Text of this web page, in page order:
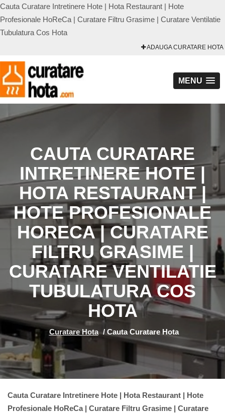
Cauta Curatare Intretinere Hote | Hota Restaurant | Hote
Profesionale HoReCa | Curatare Filtru Grasime | Curatare Ventilatie
Tubulatura Cos Hota
ADAUGA CURATARE HOTA
MENU
CAUTA CURATARE
INTRETINERE HOTE |
HOTA RESTAURANT |
HOTE PROFESIONALE
HORECA | CURATARE
FILTRU GRASIME |
CURATARE VENTILATIE
TUBULATURA COS
HOTA
Curatare Hota /Cauta Curatare Hota
Cauta Curatare Intretinere Hote | Hota Restaurant | Hote
Profesionale HoReCa | Curatare Filtru Grasime | Curatare